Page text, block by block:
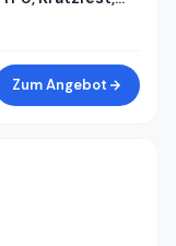
Zum Angebot